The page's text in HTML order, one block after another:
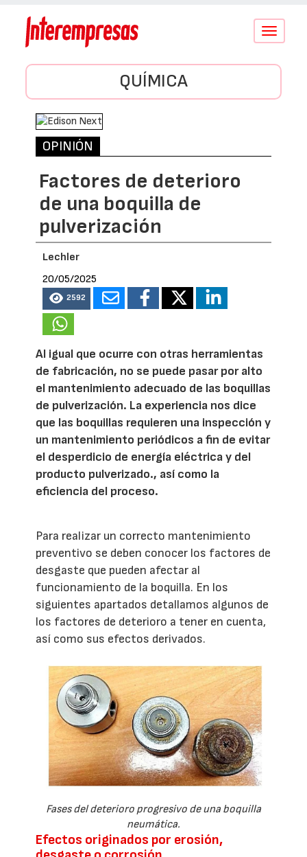
Conmutar
QUÍMICA
OPINIÓN
Factores de deterioro
de una boquilla de
pulverización
Lechler
20/05/2025
2592
Al igual que ocurre con otras herramientas
de fabricación, no se puede pasar por alto
el mantenimiento adecuado de las boquillas
de pulverización. La experiencia nos dice
que las boquillas requieren una inspección y
un mantenimiento periódicos a fin de evitar
el desperdicio de energía eléctrica y del
producto pulverizado., así como la
eficiencia del proceso.
Para realizar un correcto mantenimiento
preventivo se deben conocer los factores de
desgaste que pueden afectar al
funcionamiento de la boquilla. En los
siguientes apartados detallamos algunos de
los factores de deterioro a tener en cuenta,
así como sus efectos derivados.
Fases del deterioro progresivo de una boquilla
neumática.
Efectos originados por erosión,